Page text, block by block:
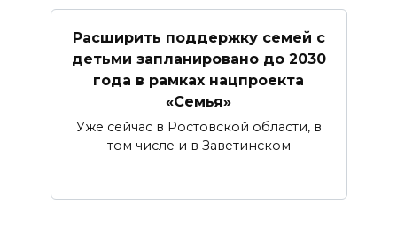
Расширить поддержку семей с
детьми запланировано до 2030
года в рамках нацпроекта
«Семья»
Уже сейчас в Ростовской области, в
том числе и в Заветинском